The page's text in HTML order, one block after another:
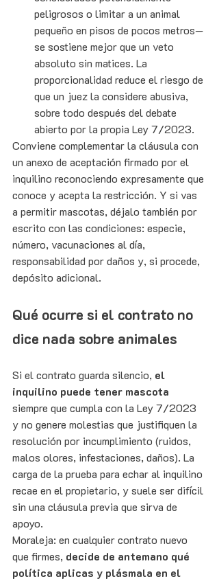
peligrosos o limitar a un animal
pequeño en pisos de pocos metros—
se sostiene mejor que un veto
absoluto sin matices. La
proporcionalidad reduce el riesgo de
que un juez la considere abusiva,
sobre todo después del debate
abierto por la propia Ley 7/2023.
Conviene complementar la cláusula con
un anexo de aceptación firmado por el
inquilino reconociendo expresamente que
conoce y acepta la restricción. Y si vas
a permitir mascotas, déjalo también por
escrito con las condiciones: especie,
número, vacunaciones al día,
responsabilidad por daños y, si procede,
depósito adicional.
Qué ocurre si el contrato no
dice nada sobre animales
Si el contrato guarda silencio, el
inquilino puede tener mascota
siempre que cumpla con la Ley 7/2023
y no genere molestias que justifiquen la
resolución por incumplimiento (ruidos,
malos olores, infestaciones, daños). La
carga de la prueba para echar al inquilino
recae en el propietario, y suele ser difícil
sin una cláusula previa que sirva de
apoyo.
Moraleja: en cualquier contrato nuevo
que firmes, decide de antemano qué
política aplicas y plásmala en el